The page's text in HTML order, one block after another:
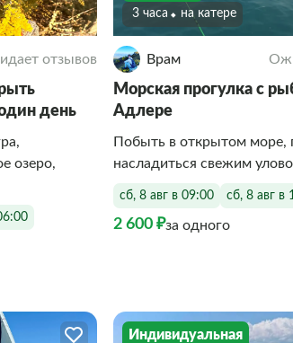
отзывов
день
озеро,
3 часа На катере
Врам
Морская прогулка с
Адлере
Побыть в открытом море,
насладиться свежим
сб, 8 авг в 09:00 сб, 8 авг в
2 600 ₽за одного
Индивидуальная